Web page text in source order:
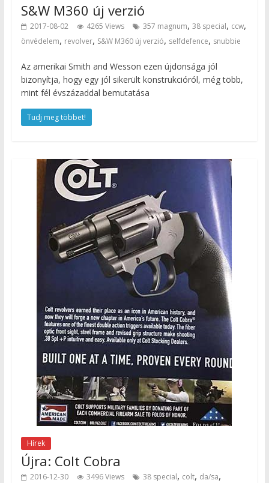
S&W M360 új verzió
2017-08-02 4265 Views 357 magnum, 38 special, ccw,
önvédelem, revolver, S&W M360 új verzió, selfdefence, snubbie
Az amerikai Smith and Wesson ezen újdonsága jól
bizonyítja, hogy egy jól sikerült konstrukcióról, még több,
mint fél évszázaddal bemutatása
Tudj meg többet!
Hírek
Újra: Colt Cobra
2016-12-30 3496 Views 38 special, colt, da/sa,